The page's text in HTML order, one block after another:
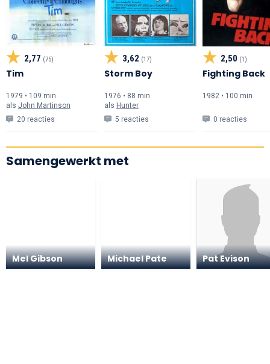
2,77 (75)
Tim
1979 • 109 min
als John Martinson
20 reacties
3,62 (17)
Storm Boy
1976 • 88 min
als Hunter
5 reacties
2,50 (1)
Fighting Back
1982 • 100 min
0 reacties
Samengewerkt met
Mel Gibson Michael Pate Pat Evison